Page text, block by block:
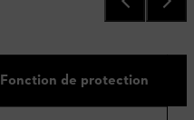
Fonction de protection